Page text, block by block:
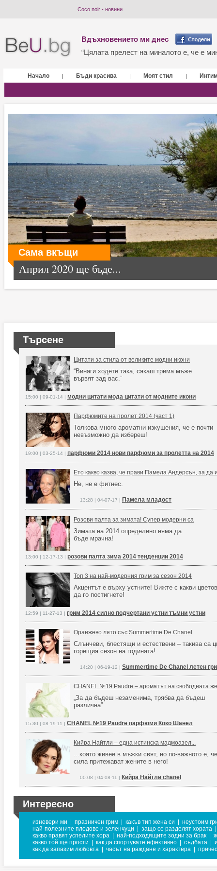
Coco noir - новини
Вдъхновението ми днес
“Цялата прелест на миналото е, че е
Начало | Бъди красива | Моят стил |
Сама вкъщи
Април 2020 ще бъде...
Търсене
Цитати за стила от великите модни икони
“Винаги ходете така, сякаш трима мъже
вървят зад вас.”
15:00 | 09-01-14 | модни цитати мода цитати от модните икони
Парфюмите на пролет 2014 (част 1)
Толкова много ароматни изкушения, че е почти
невъзможно да избереш!
19:00 | 03-25-14 | парфюми 2014 нови парфюми за пролетта на 2014
Ето какво казва, че прави Памела Андерсън, за да
Не, не е фитнес.
13:28 | 04-07-17 | Памела младост
Розови палта за зимата! Супер модерни са
Зимата на 2014 определено няма да
бъде мрачна!
13:00 | 12-17-13 | розови палта зима 2014 тенденции 2014
Топ 3 на най-модерния грим за сезон 2014
Акцентът е върху устните! Вижте с какви
да го постигнете!
12:59 | 11-27-13 | грим 2014 силно подчертани устни тъмни устни
Оранжево лято със Summertime De Chanel
Слънчеви, блестящи и естествени – такива са
горещия сезон на годината!
14:20 | 06-19-12 | Summertime De Chanel летен
CHANEL №19 Paudre – ароматът на свободната
„За да бъдеш незаменима, трябва да бъдеш
различна”
15:30 | 08-19-11 | CHANEL №19 Paudre парфюми Коко Шанел
Кийра Найтли – една истинска мадмоазел...
...която живее в мъжки свят, но по-важното е,
сила притежават жените в него!
00:08 | 04-08-11 | Кийра Найтли chanel
Интересно
изневери ми празничен грим какъв тип жена си
неустоим
най-полезните плодове и зеленчуци
защо се разделят хората
какво правят успелите хора
най-подходящите зодии за брак
какво той ще прости
как да спортувате ефективно съдбата
как да запазим любовта
часът на раждане и характера